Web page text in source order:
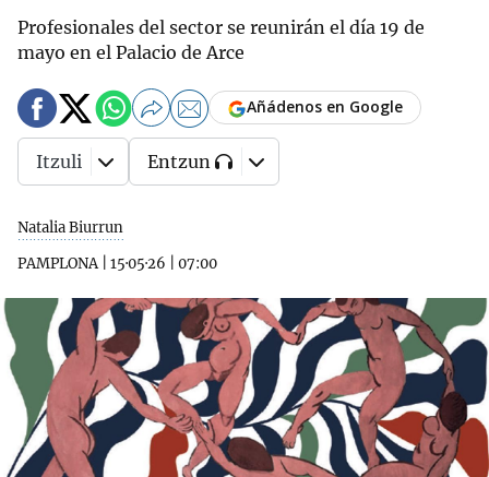
Profesionales del sector se reunirán el día 19 de
mayo en el Palacio de Arce
Natalia Biurrun
PAMPLONA| 15·05·26 07:00
Añádenos en Google
Itzuli Entzun